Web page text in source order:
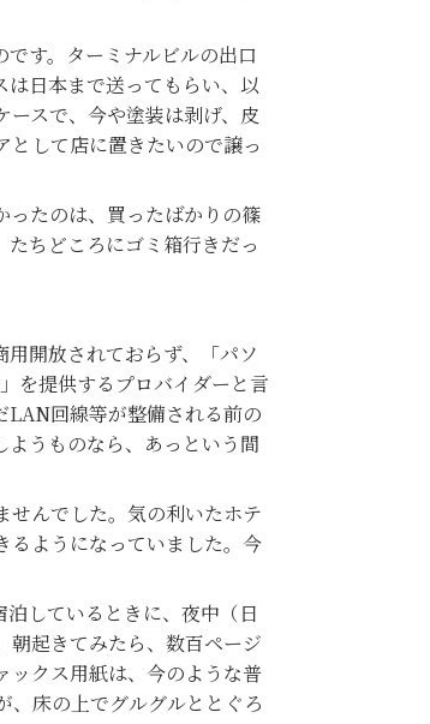
す。ターミナルビルの出口
日本まで送ってもらい、以
スで、今や塗装は剥げ、皮
して店に置きたいので譲っ
たのは、買ったばかりの篠
ちどころにゴミ箱行きだっ
開放されておらず、「パソ
を提供するプロバイダーと言
LAN回線等が整備される前の
うものなら、あっという間
んでした。気の利いたホテ
るようになっていました。今
しているときに、夜中（日
朝起きてみたら、数百ページ
ックス用紙は、今のような普
、床の上でグルグルととぐろ